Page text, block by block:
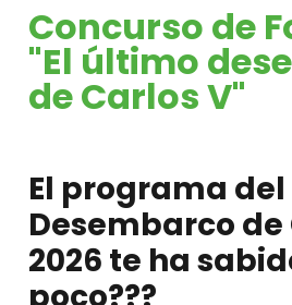
Concurso de
"El último
de Carlos V"
El programa del
Desembarco de
2026 te ha
poco???